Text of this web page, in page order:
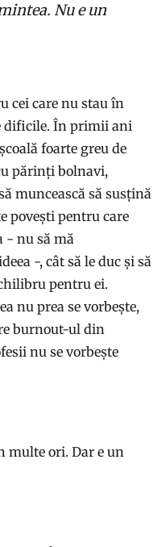
Nu e un
cei care nu stau în
dificile. În primii ani
foarte greu de
părinți bolnavi,
muncească să susțină
povești pentru care
- nu să mă
-, cât să le duc și să
pentru ei.
nu prea se vorbește,
burnout-ul din
nu se vorbește
multe ori. Dar e un